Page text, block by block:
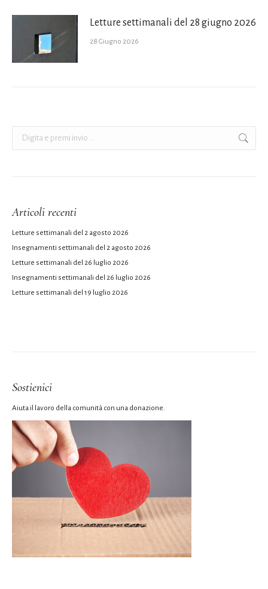
Letture settimanali del 28 giugno 2026
28 Giugno 2026
Articoli recenti
Letture settimanali del 2 agosto 2026
Insegnamenti settimanali del 2 agosto 2026
Letture settimanali del 26 luglio 2026
Insegnamenti settimanali del 26 luglio 2026
Letture settimanali del 19 luglio 2026
Sostienici
Aiuta il lavoro della comunità con una donazione.